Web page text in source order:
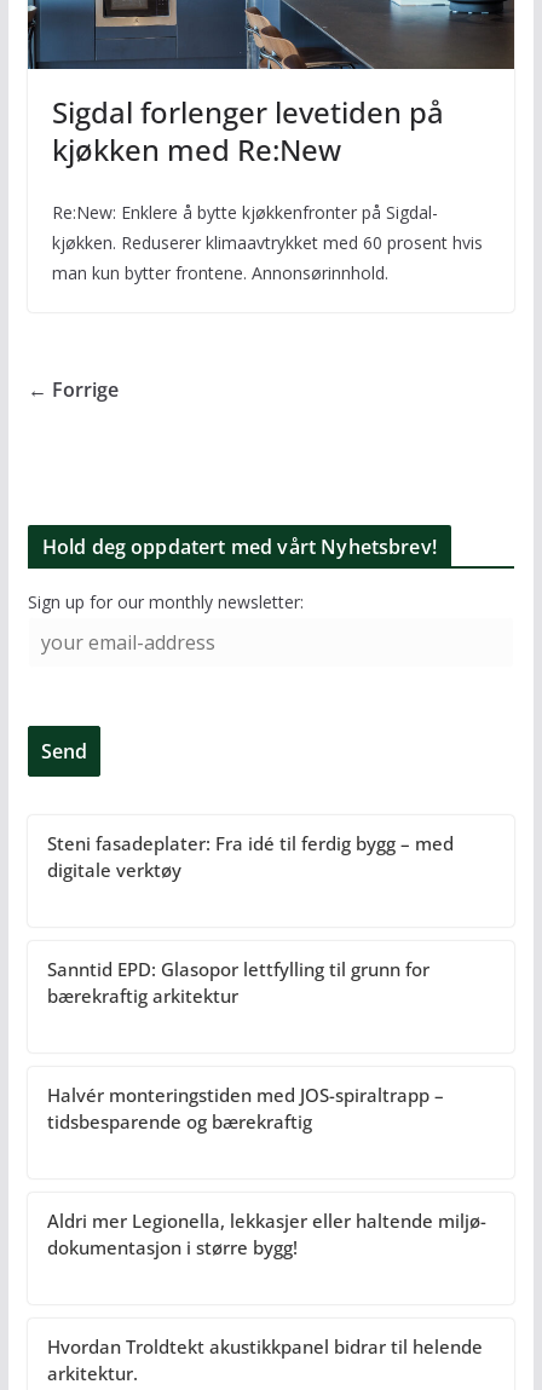
Sigdal forlenger levetiden på
kjøkken med Re:New
Re:New: Enklere å bytte kjøkkenfronter på Sigdal-
kjøkken. Reduserer klimaavtrykket med 60 prosent hvis
man kun bytter frontene. Annonsørinnhold.
← Forrige
Hold deg oppdatert med vårt Nyhetsbrev!
Sign up for our monthly newsletter:
Steni fasadeplater: Fra idé til ferdig bygg – med
digitale verktøy
Sanntid EPD: Glasopor lettfylling til grunn for
bærekraftig arkitektur
Halvér monteringstiden med JOS-spiraltrapp –
tidsbesparende og bærekraftig
Aldri mer Legionella, lekkasjer eller haltende miljø-
dokumentasjon i større bygg!
Hvordan Troldtekt akustikkpanel bidrar til helende
arkitektur.